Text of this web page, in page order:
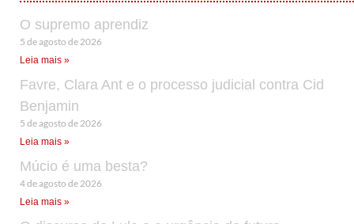
O supremo aprendiz
5 de agosto de 2026
Leia mais »
Favre, Clara Ant e o processo judicial contra Cid
Benjamin
5 de agosto de 2026
Leia mais »
Múcio é uma besta?
4 de agosto de 2026
Leia mais »